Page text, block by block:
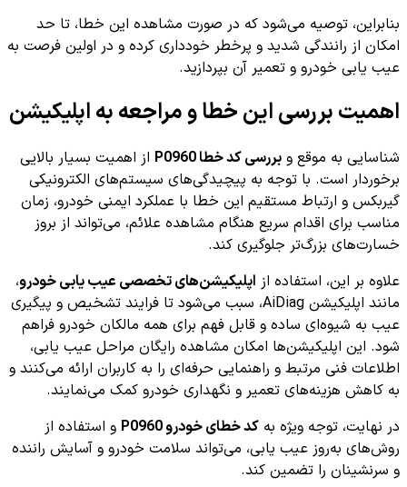
بنابراین، توصیه می‌شود که در صورت مشاهده این خطا، تا حد
امکان از رانندگی شدید و پرخطر خودداری کرده و در اولین فرصت به
عیب یابی خودرو و تعمیر آن بپردازید.
اهمیت بررسی این خطا و مراجعه به اپلیکیشن
شناسایی به موقع و بررسی کد خطا P0960
از اهمیت بسیار بالایی
برخوردار است. با توجه به پیچیدگی‌های سیستم‌های الکترونیکی
گیربکس و ارتباط مستقیم این خطا با عملکرد ایمنی خودرو، زمان
مناسب برای اقدام سریع هنگام مشاهده علائم، می‌تواند از بروز
خسارت‌های بزرگ‌تر جلوگیری کند.
علاوه بر این، استفاده از اپلیکیشن‌های تخصصی عیب یابی خودرو،
مانند اپلیکیشن AiDiag، سبب می‌شود تا فرایند تشخیص و پیگیری
عیب به شیوه‌ای ساده و قابل فهم برای همه مالکان خودرو فراهم
شود. این اپلیکیشن‌ها امکان مشاهده رایگان مراحل عیب یابی،
اطلاعات فنی مرتبط و راهنمایی حرفه‌ای را به کاربران ارائه می‌کنند و
به کاهش هزینه‌های تعمیر و نگهداری خودرو کمک می‌نمایند.
در نهایت، توجه ویژه به کد خطای خودرو P0960
و استفاده از
روش‌های به‌روز عیب یابی، می‌تواند سلامت خودرو و آسایش راننده
و سرنشینان را تضمین کند.